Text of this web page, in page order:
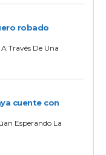
robado
Través De Una
cuente con
Esperando La